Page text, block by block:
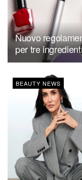
Nuovo
per tre
BEAUTY NEWS